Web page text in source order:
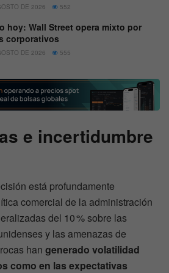
DE 2026 552
hoy: Wall Street opera mixto por
corporativos
DE 2026 555
e incertidumbre
está profundamente
comercial de la administración
del 10 % sobre las
y las amenazas de
han generado volatilidad
como en las expectativas